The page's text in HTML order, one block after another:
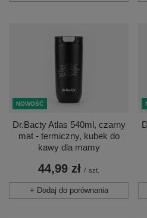
NOWOŚĆ
Dr.Bacty Atlas 540ml, czarny
mat - termiczny, kubek do
kawy dla mamy
44,99 zł / szt.
+ Dodaj do porównania